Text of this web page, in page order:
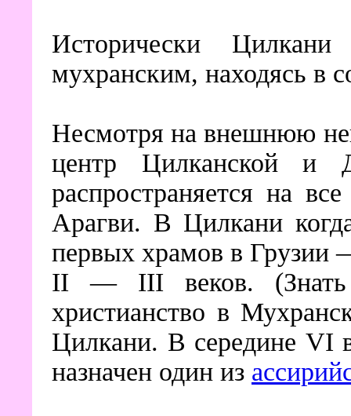
Исторически
мухранским, находясь в
Несмотря на внешнюю
центр Цилканской и
распространяется на
Арагви. В Цилкани
первых храмов в Грузии
II — III веков.
христианство в
Цилкани. В середине VI
назначен один из